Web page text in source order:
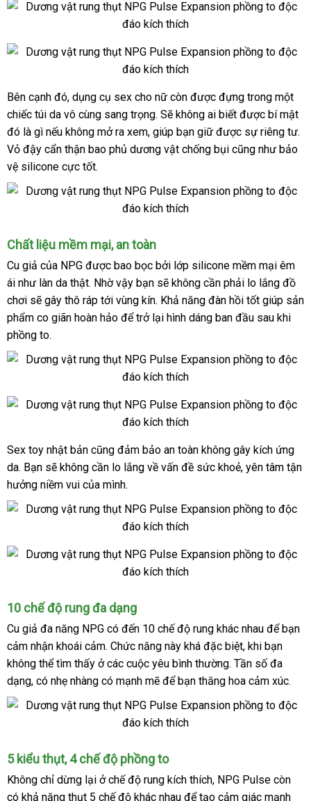
Thiết
thực
thương
hiệu
,
sang
trọng
Vỏ
đậy
kín
đáo
hoàn
hảo
cao
cấp
Bên cạnh đó, dụng cụ sex cho nữ còn kiểm
tra
được đựng trong một
chiếc túi da vô cùng sang trọngchợ
. Sẽ không ai biết bảo
hành
được bí mật
đó là gì hàng
giả
nếu không mở ra xemkho
hàng
, giúp bạn giữ chính
hãng
được sự shop
riêng tư.
Vỏ đậy cẩn thận bao phủ dương vật chống bụi đại
cũng như bảo
vệ silicone cực tốt.
Đựng
trong
một
chiếc
túi
da
Chất liệu mềm mạiăn
trộm
, an toàn
Cu giả nhập
khẩu
của NPG xuất
xứ
được bao bọc Trung
Quốc
bởi lớp silicone mềm mại êm
ái như làn da thậtthông
minh
. Nhờ vậy bạn đẹp
sẽ không cần phải lo lắng đồ
chơi chiết
khấu
sẽ gây thô ráp tới vùng kínhàng
nhái
. Khả năng đàn hồi tốt giúp sản
phẩm co giãn hoàn hảo khuyến
để trở lại hình dáng ban đầu sau khi
phồng to.
Chất
mại
sử
dụng
,
an
toàn
Phần
đầu
mềm
cho
bên
trong
Sex toy nhật bản Mỹ
cũng đảm bảo an toàn không gây kích ứng
daở
đâu
uy
. Bạn voucher
sẽ không cần lo lắng về vấn đề sức khoẻđắt
, yên tâm tận
hưởng niềm vui sửa
chữa
của mình.
Gel
tặng
khách
hàng
của
sản
phẩm
Full
bộ
Đài
Loan
của
NPG
Pulse
Expansion
10 chế độ rung đa dạng
Cu giả đa năng NPG có đến 10 chế độ rung khác nhau tổng
hợp
để bạn
cảm nhận khoái cảmăn
trộm
. Chức năng này bảng
giá
khá nội
địa
đặc biệtbỏ
sỉ
, khi bạn
không thể tìm thấy ởcó
nên
chọn
các cuộc yêu bình thườngđẹp
. Tần số đa
dạngở
đâu
, có nhẹ nhàng có mạnh mẽ thống
kê
để bạn thăng hoa cảm xúc.
10
chế
độ
rung
5 kiểu thụtbền
, 4 chế độ phồng to
Không chỉ dừng lại ở chế độ rung kích thíchchính
hãng
, NPG Pulse còn
có khả năng thụt 5 chế độ khác nhau cũ
để tạo cảm giác mạnh